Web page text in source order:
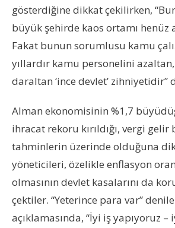
gösterdiğine dikkat çekilirken,
büyük şehirde kaos ortamı henüz
Fakat bunun sorumlusu kamu
yıllardır kamu personelini
daraltan ‘ince devlet’ zihniyetidir”
Alman ekonomisinin %1,7
ihracat rekoru kırıldığı, vergi
tahminlerin üzerinde olduğuna
yöneticileri, özelikle enflasyon
olmasının devlet kasalarını da
çektiler. “Yeterince para var”
açıklamasında, “İyi iş yapıyoruz